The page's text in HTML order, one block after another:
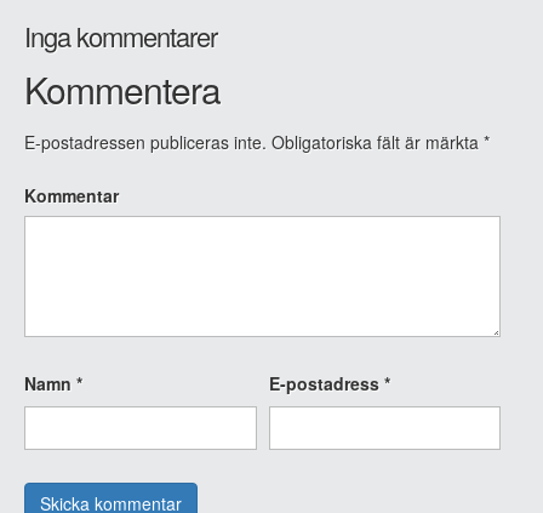
Inga kommentarer
Kommentera
E-postadressen publiceras inte. Obligatoriska fält är märkta *
Kommentar
Namn * E-postadress *